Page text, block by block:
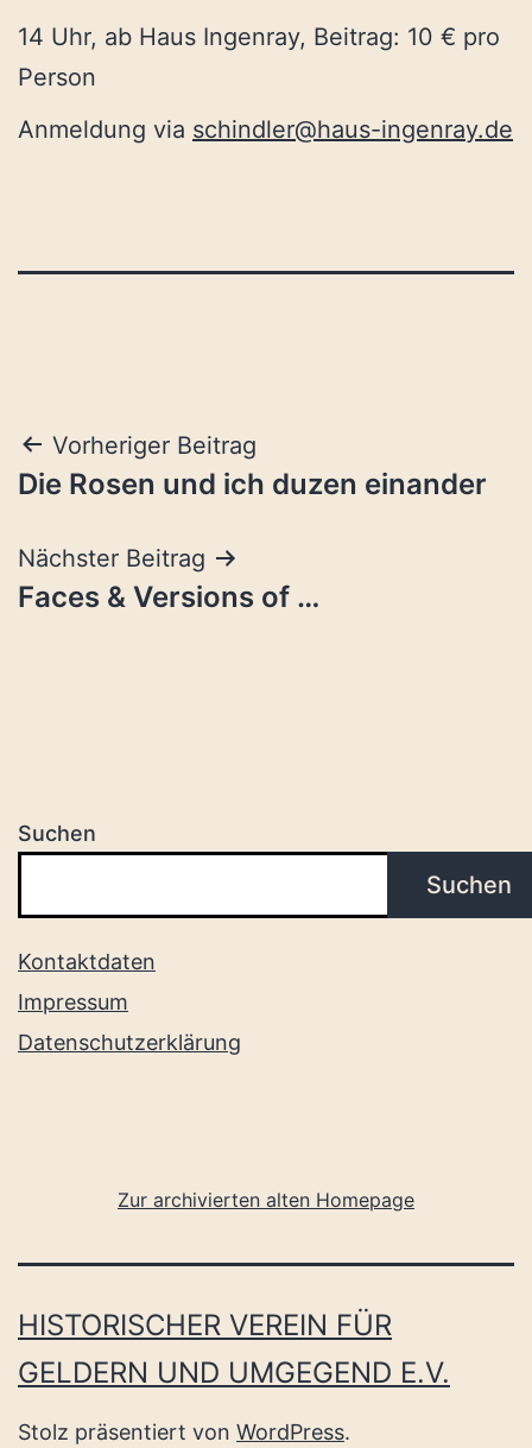
14 Uhr, ab Haus Ingenray, Beitrag: 10 € pro
Person
Anmeldung via schindler@haus-ingenray.de
Beitragsnavigation
Vorheriger Beitrag
Die Rosen und ich duzen einander
Nächster Beitrag
Faces & Versions of …
Suchen
Suchen
Kontaktdaten
Impressum
Datenschutzerklärung
Zur archivierten alten Homepage
HISTORISCHER VEREIN FÜR
GELDERN UND UMGEGEND E.V.
Stolz präsentiert von WordPress.